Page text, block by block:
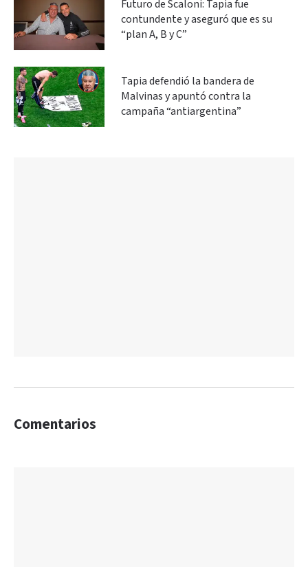
Futuro de Scaloni: Tapia fue
contundente y aseguró que es su
“plan A, B y C”
Tapia defendió la bandera de
Malvinas y apuntó contra la
campaña “antiargentina”
Comentarios